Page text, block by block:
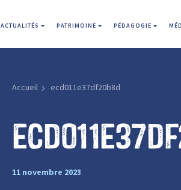
ACTUALITÉS PATRIMOINE PÉDAGOGIE
Accueil ecd011e37df20b8d
11 novembre 2023